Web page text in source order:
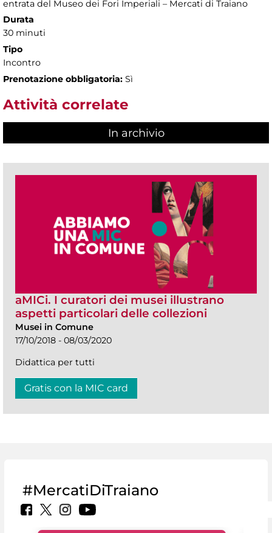
entrata del Museo dei Fori Imperiali – Mercati di Traiano
Durata
30 minuti
Tipo
Incontro
Prenotazione obbligatoria: Sì
Attività correlate
In archivio
aMICi. I curatori dei musei illustrano
aspetti particolari delle collezioni
Musei in Comune
17/10/2018 - 08/03/2020
Didattica per tutti
Gratis con la MIC card
#MercatiDiTraiano